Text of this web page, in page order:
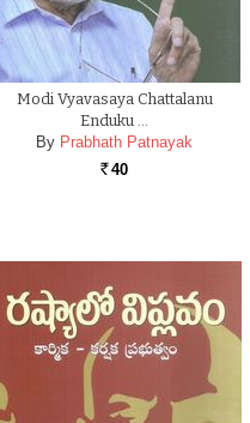
Modi Vyavasaya Chattalanu
Enduku …
By Prabhath Patnayak
Rs. 40